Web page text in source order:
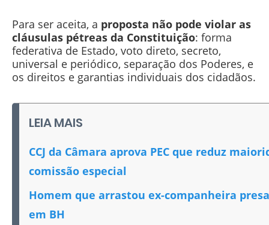
Para ser aceita, a proposta não pode violar as
cláusulas pétreas da Constituição: forma
federativa de Estado, voto direto, secreto,
universal e periódico, separação dos Poderes, e
os direitos e garantias individuais dos cidadãos.
LEIA MAIS
CCJ da Câmara aprova PEC que reduz
comissão especial
Homem que arrastou ex-companheira
em BH